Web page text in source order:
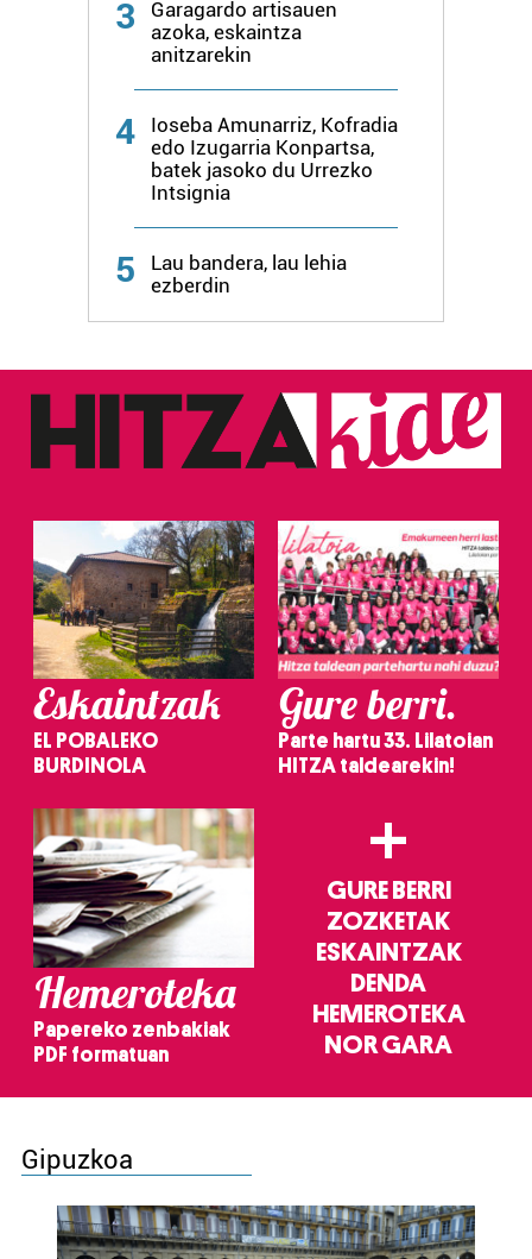
3
Garagardo artisauen
azoka, eskaintza
anitzarekin
4
Ioseba Amunarriz, Kofradia
edo Izugarria Konpartsa,
batek jasoko du Urrezko
Intsignia
5
Lau bandera, lau lehia
ezberdin
Eskaintzak
EL POBALEKO
BURDINOLA
Gure berri.
Parte hartu 33. Lilatoian
HITZA taldearekin!
Hemeroteka
Papereko zenbakiak
PDF formatuan
+
GURE BERRI
ZOZKETAK
ESKAINTZAK
DENDA
HEMEROTEKA
NOR GARA
Gipuzkoa